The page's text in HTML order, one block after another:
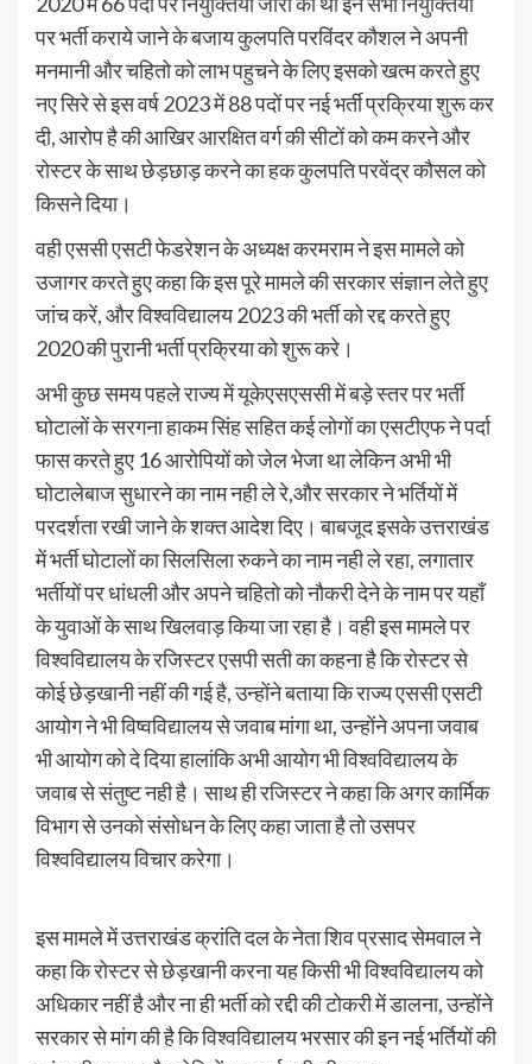
पर भर्ती कराये जाने के बजाय कुलपति परविंदर कौशल ने अपनी
मनमानी और चहितो को लाभ पहुचने के लिए इसको खत्म करते हुए
नए सिरे से इस वर्ष 2023 में 88 पदों पर नई भर्ती प्रक्रिया शुरू कर
दी, आरोप है की आखिर आरक्षित वर्ग की सीटों को कम करने और
रोस्टर के साथ छेड़छाड़ करने का हक कुलपति परवेंद्र कौसल को
किसने दिया।
वही एससी एसटी फेडरेशन के अध्यक्ष करमराम ने इस मामले को
उजागर करते हुए कहा कि इस पूरे मामले की सरकार संज्ञान लेते हुए
जांच करें, और विश्वविद्यालय 2023 की भर्ती को रद्द करते हुए
2020 की पुरानी भर्ती प्रक्रिया को शुरू करे।
अभी कुछ समय पहले राज्य में यूकेएसएससी में बड़े स्तर पर भर्ती
घोटालों के सरगना हाकम सिंह सहित कई लोगों का एसटीएफ ने पर्दा
फास करते हुए 16 आरोपियों को जेल भेजा था लेकिन अभी भी
घोटालेबाज सुधारने का नाम नही ले रे,और सरकार ने भर्तियों में
परदर्शता रखी जाने के शक्त आदेश दिए। बाबजूद इसके उत्तराखंड
में भर्ती घोटालों का सिलसिला रुकने का नाम नही ले रहा, लगातार
भर्तीयों पर धांधली और अपने चहितो को नौकरी देने के नाम पर यहाँ
के युवाओं के साथ खिलवाड़ किया जा रहा है। वही इस मामले पर
विश्वविद्यालय के रजिस्टर एसपी सती का कहना है कि रोस्टर से
कोई छेड़खानी नहीं की गई है, उन्होंने बताया कि राज्य एससी एसटी
आयोग ने भी विष्वविद्यालय से जवाब मांगा था, उन्होंने अपना जवाब
भी आयोग को दे दिया हालांकि अभी आयोग भी विश्वविद्यालय के
जवाब से संतुष्ट नही है। साथ ही रजिस्टर ने कहा कि अगर कार्मिक
विभाग से उनको संसोधन के लिए कहा जाता है तो उसपर
विश्वविद्यालय विचार करेगा।
इस मामले में उत्तराखंड क्रांति दल के नेता शिव प्रसाद सेमवाल ने
कहा कि रोस्टर से छेड़खानी करना यह किसी भी विश्वविद्यालय को
अधिकार नहीं है और ना ही भर्ती को रद्दी की टोकरी में डालना, उन्होंने
सरकार से मांग की है कि विश्वविद्यालय भरसार की इन नई भर्तियों की